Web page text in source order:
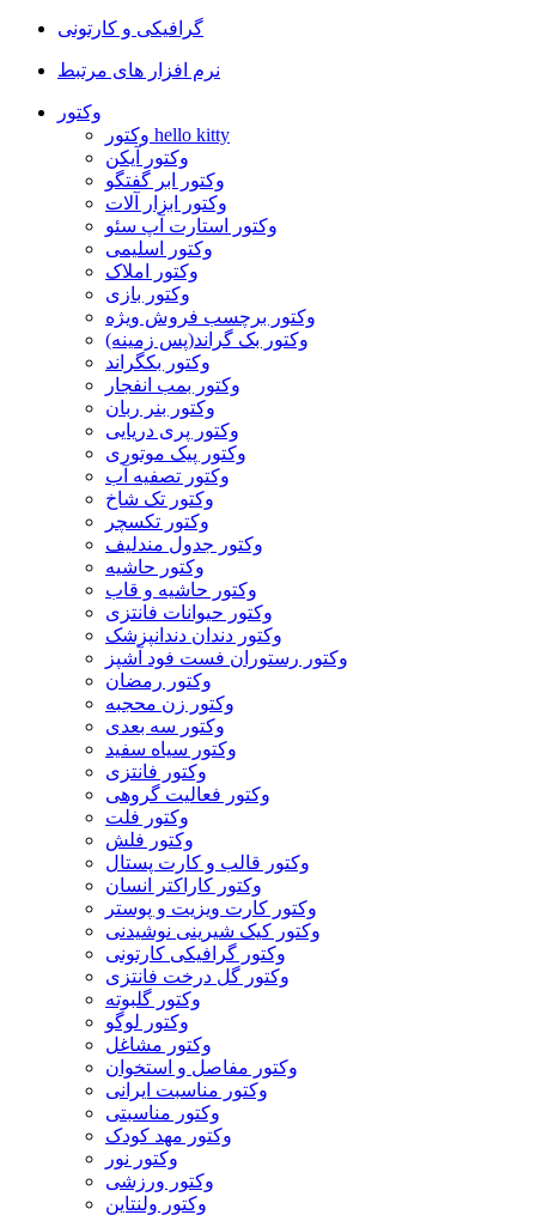
گرافیکی و کارتونی
نرم افزار های مرتبط
وکتور
وکتور hello kitty
وکتور آیکن
وکتور ابر گفتگو
وکتور ابزار آلات
وکتور استارت آپ سئو
وکتور اسلیمی
وکتور املاک
وکتور بازی
وکتور برچسب فروش ویژه
وکتور بک گراند(پس زمینه)
وکتور بکگراند
وکتور بمب انفجار
وکتور بنر ربان
وکتور پری دریایی
وکتور پیک موتوری
وکتور تصفیه آب
وکتور تک شاخ
وکتور تکسچر
وکتور جدول مندلیف
وکتور حاشیه
وکتور حاشیه و قاب
وکتور حیوانات فانتزی
وکتور دندان دندانپزشک
وکتور رستوران فست فود آشپز
وکتور رمضان
وکتور زن محجبه
وکتور سه بعدی
وکتور سیاه سفید
وکتور فانتزی
وکتور فعالیت گروهی
وکتور فلت
وکتور فلش
وکتور قالب و کارت پستال
وکتور کاراکتر انسان
وکتور کارت ویزیت و پوستر
وکتور کیک شیرینی نوشیدنی
وکتور گرافیکی کارتونی
وکتور گل درخت فانتزی
وکتور گلبوته
وکتور لوگو
وکتور مشاغل
وکتور مفاصل و استخوان
وکتور مناسبت ایرانی
وکتور مناسبتی
وکتور مهد کودک
وکتور نور
وکتور ورزشی
وکتور ولنتاین